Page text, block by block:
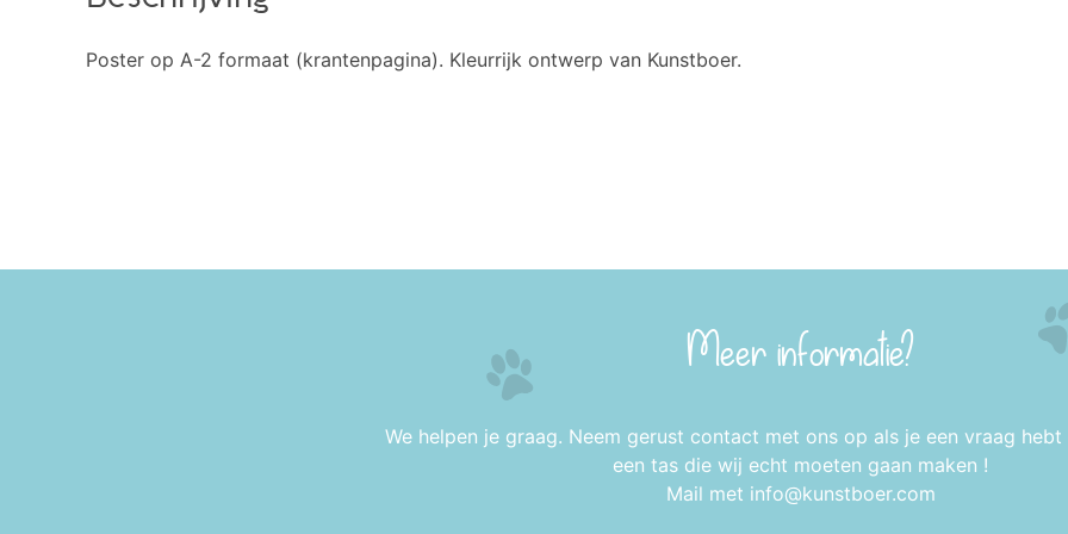
Poster op A-2 formaat (krantenpagina). Kleurrijk ontwerp van Kunstboer.
Meer informatie?
We helpen je graag. Neem gerust contact met ons op als je een vraag
een tas die wij echt moeten gaan maken !
Mail met info@kunstboer.com